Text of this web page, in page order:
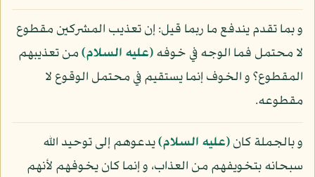
و بما تقدم يندفع ما ربما قيل: إن تعذيب المشركين مقطوع
لا محتمل فما الوجه في خوفه(عليه السلام)من تعذيبهم
المقطوع؟ و الخوف إنما يستقيم في محتمل الوقوع لا
مقطوعه.
و بالجملة كان(عليه السلام)يدعوهم إلى توحيد الله
سبحانه بتخويفهم من العذاب، و إنما كان يخوفهم لأنهم